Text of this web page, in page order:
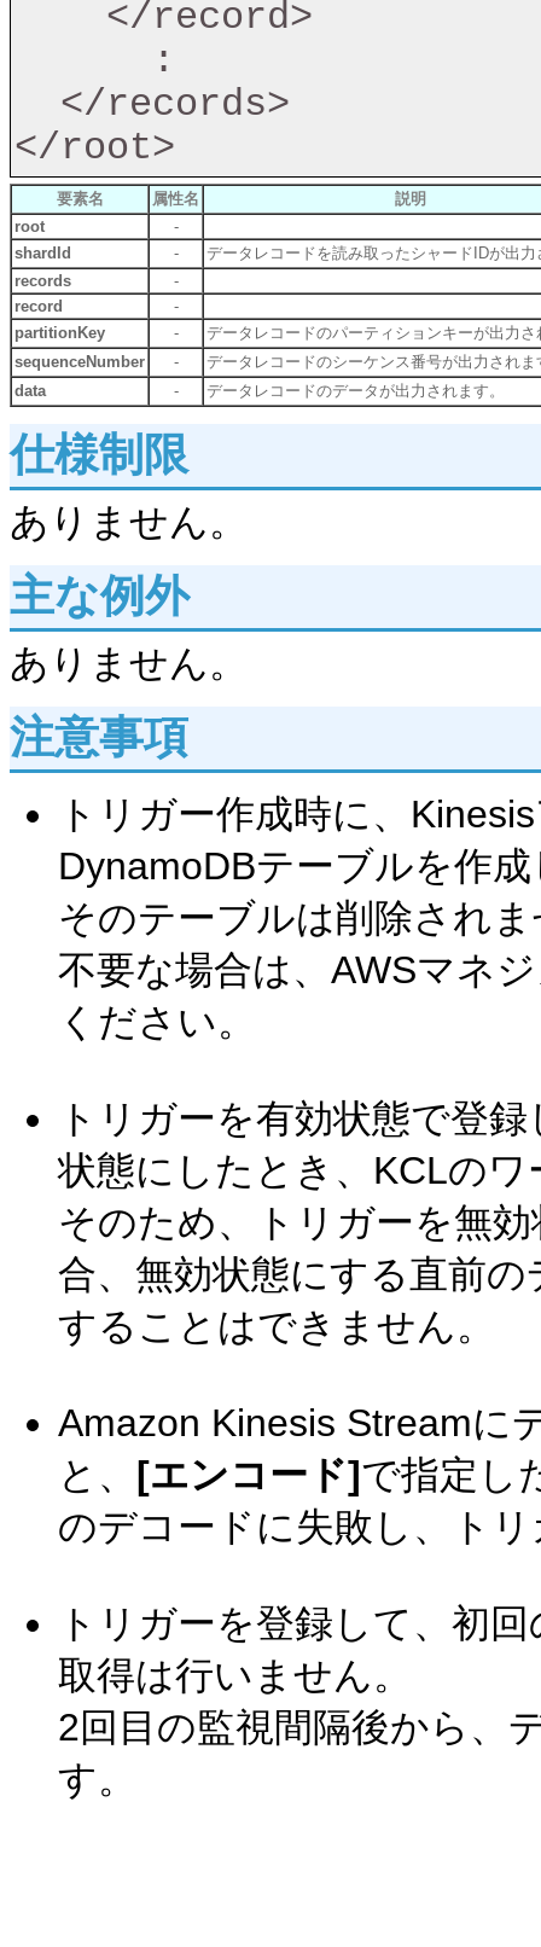
要素名 属性名
説明
root
-
shardId
-
データレコードを読み取ったシャードIDが出力
records
-
record
-
partitionKey
-
データレコードのパーティションキーが出力さ
sequenceNumber
-
データレコードのシーケンス番号が出力されま
data
- データレコードのデータが出力されます。
仕様制限
ありません。
主な例外
ありません。
注意事項
トリガー作成時に、
DynamoDBテーブルを作
そのテーブルは削除され
不要な場合は、AWSマネ
ください。
トリガーを有効状態で登
状態にしたとき、KCLの
そのため、トリガーを無
合、無効状態にする直前
することはできません。
Amazon Kinesis Streamに
と、 [エンコード]で指定し
のデコードに失敗し、ト
トリガーを登録して、初
取得は行いません。
2回目の監視間隔後から、
す。